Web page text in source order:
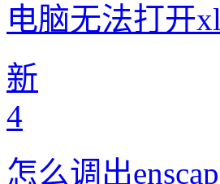
电脑无法打开
新
4
怎么调出